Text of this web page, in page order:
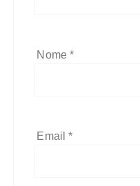
Nome*
Email*